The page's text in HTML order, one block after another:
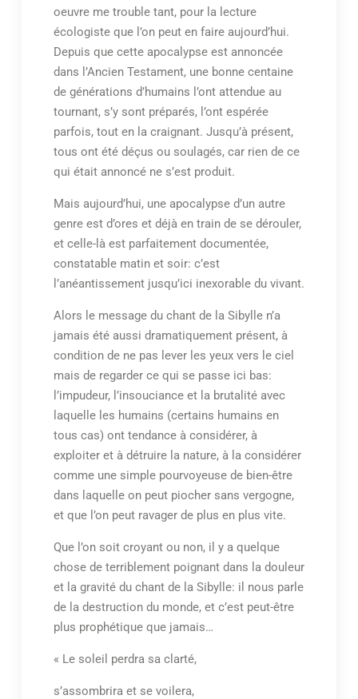
oeuvre me trouble tant, pour la lecture
écologiste que l’on peut en faire aujourd’hui.
Depuis que cette apocalypse est annoncée
dans l’Ancien Testament, une bonne centaine
de générations d’humains l’ont attendue au
tournant, s’y sont préparés, l’ont espérée
parfois, tout en la craignant. Jusqu’à présent,
tous ont été déçus ou soulagés, car rien de ce
qui était annoncé ne s’est produit.
Mais aujourd’hui, une apocalypse d’un autre
genre est d’ores et déjà en train de se dérouler,
et celle-là est parfaitement documentée,
constatable matin et soir: c’est
l’anéantissement jusqu’ici inexorable du vivant.
Alors le message du chant de la Sibylle n’a
jamais été aussi dramatiquement présent, à
condition de ne pas lever les yeux vers le ciel
mais de regarder ce qui se passe ici bas:
l’impudeur, l’insouciance et la brutalité avec
laquelle les humains (certains humains en
tous cas) ont tendance à considérer, à
exploiter et à détruire la nature, à la considérer
comme une simple pourvoyeuse de bien-être
dans laquelle on peut piocher sans vergogne,
et que l’on peut ravager de plus en plus vite.
Que l’on soit croyant ou non, il y a quelque
chose de terriblement poignant dans la douleur
et la gravité du chant de la Sibylle: il nous parle
de la destruction du monde, et c’est peut-être
plus prophétique que jamais…
« Le soleil perdra sa clarté,
s’assombrira et se voilera,